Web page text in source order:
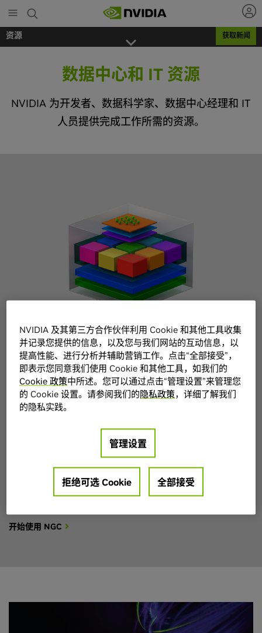
to
main
content
资源 获取新闻
数据中心和 IT 资源
NVIDIA 为开发者、数据科学家、数据中心经理和 IT
人员提供完成工作所需的资源。
NGC 中经过优化的软件
NGC™专为简化和加速高性能计算 (HPC) 和 AI 工作流程而构
建。 NGC 是针对 GPU 优化的深度学习、机器学习和 HPC 软件
中心，可以处理各种数据的流动，从而让数据科学家、开发者
和研究人员可以专注于构建解决方案、收集见解和提供业务价
借助容器快速部署 AI 框架，从预训练模型或模型训练脚本入
手，并使用行业特定的 SDK 和 Helm 图表比以往更快地开发和
部署 AI 应用。
开始使用 NGC
NVIDIA 及其第三方合作伙伴利用 Cookie 和其他工具收集
并记录您提供的信息，以及您与我们网站的互动信息，以
提高性能、进行分析并辅助营销工作。点击“全部接受”，
即表示您同意我们使用 Cookie 和其他工具，如我们的
Cookie 政策中所述。您可以通过点击“管理设置”来管理您
的 Cookie 设置。请参阅我们的隐私政策，详细了解我们
的隐私实践。
管理设置
拒绝可选 Cookie 全部接受